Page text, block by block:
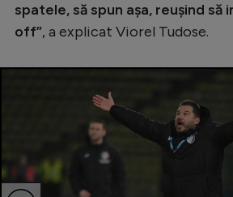
spatele, să spun așa, reușind să
off”, a explicat Viorel Tudose.